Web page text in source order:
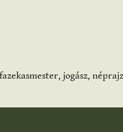
jogász,